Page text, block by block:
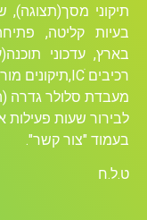
תיקוני מסך(תצוגה),
בעיות קליטה,
בארץ, עדכוני
רכיבים ICׁ,תיקונים מורכבים ועוד….
מעבדת סלולר גדרה
לבירור שעות פעילות
בעמוד "צור קשר".
ט.ל.ח